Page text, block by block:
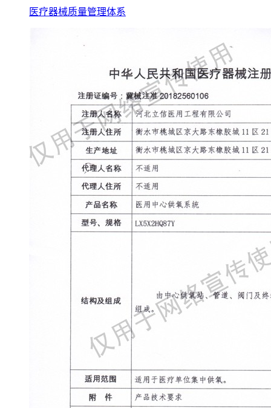
医疗器械质量管理体系